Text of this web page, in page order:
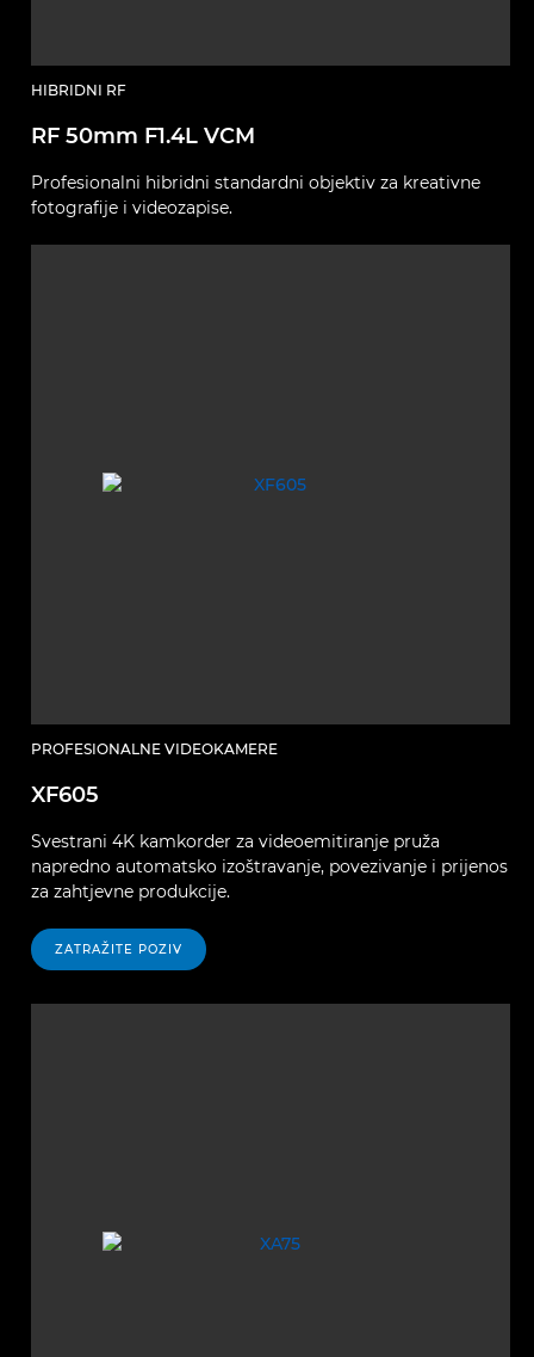
HIBRIDNI RF
RF 50mm F1.4L VCM
Profesionalni hibridni standardni objektiv za kreativne
fotografije i videozapise.
PROFESIONALNE VIDEOKAMERE
XF605
Svestrani 4K kamkorder za videoemitiranje pruža
napredno automatsko izoštravanje, povezivanje i prijenos
za zahtjevne produkcije.
ZATRAŽITE POZIV